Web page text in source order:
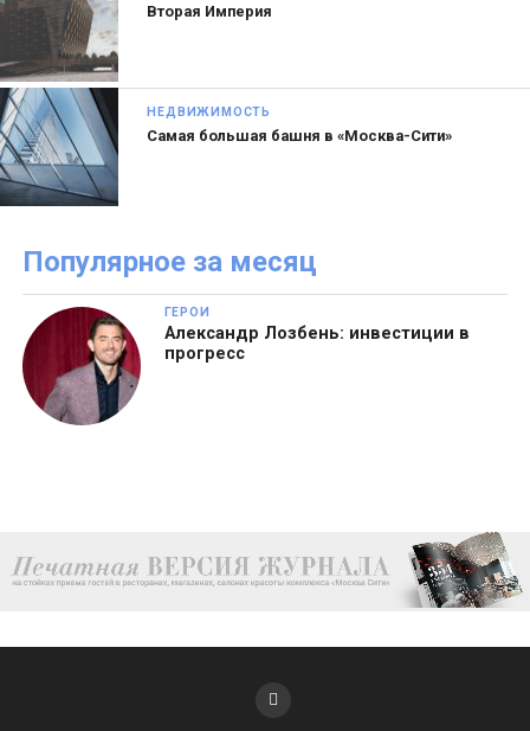
Вторая Империя
НЕДВИЖИМОСТЬ
Самая большая башня в «Москва-Сити»
Популярное за месяц
ГЕРОИ
Александр Лозбень: инвестиции в
прогресс